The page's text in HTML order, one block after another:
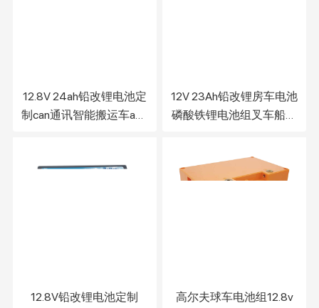
12.8V 24ah铅改锂电池定
制can通讯智能搬运车agv
12V 23Ah铅改锂房车电池
磷酸铁锂电池组叉车船用
12.8V铅改锂电池定制
高尔夫球车电池组12.8v